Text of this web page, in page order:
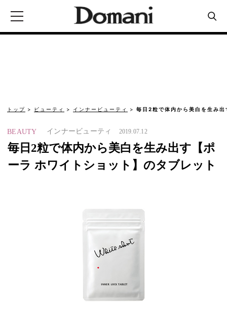
トップ ビューティ インナービューティ 毎日2粒で体内から美白を生み
BEAUTY インナービューティ 2019.07.12
毎日2粒で体内から美白を生み出す【ポ
ーラ ホワイトショット】のタブレット